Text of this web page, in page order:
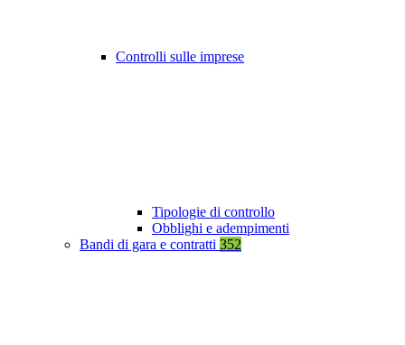
Controlli sulle imprese
Tipologie di controllo
Obblighi e adempimenti
Bandi di gara e contratti 352